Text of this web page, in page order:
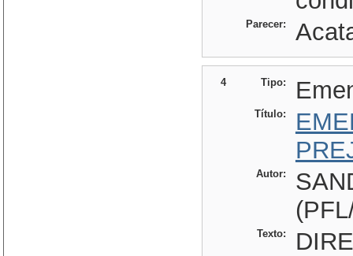
Parecer:
4 Tipo:
Título:
Autor:
Texto: DIREITOS E GARANTIAS Art. 1o. - A sociedade brasileira é pluriétnica, ficando reconhecidas as formas de organização nacional dos povos indígenas. Art. 2o. - Todos, homens e mulheres, são iguais perante a lei, que punirá como crime inafiançável qualquer discriminação atentatória aos direitos humanos e aos aqui estabelecidos. § 1o. - Ninguém será prejudicado ou privilegiado em razão de nascimento, etnia, raça, cor, sexo, trabalho, religião, convicções políticas ou filosóficas, ser portador de deficiência de qualquer ordem e qualquer particularidade ou condição social. § 2o. - O Poder Público, mediante programas específicos, promoverá a igualdade social, econômica e educacional. § 3o. - Não constitui discriminação ou privilégio a aplicação, pelo Poder Público, de medidas compensatórias visando a implementação do princípio constitucional de isonomia a pessoas ou grupos vítimas de discriminação comprovada. § 4o. - Entendam-se como medidas compensatórias aquelas voltadas a dar preferência a determinados cidadãos ou grupos de cidadãos, para garantir sua participação igualitária no acesso ao mercado de trabalho, à educação, à saúde e aos demais direitos sociais. § 5o. - Caberá ao Estado, dentro do sistema da admissão nos estabelecimentos de ensino público, desde a creche até o segundo grau, a adoção de uma ação compensatória visando à integração plena